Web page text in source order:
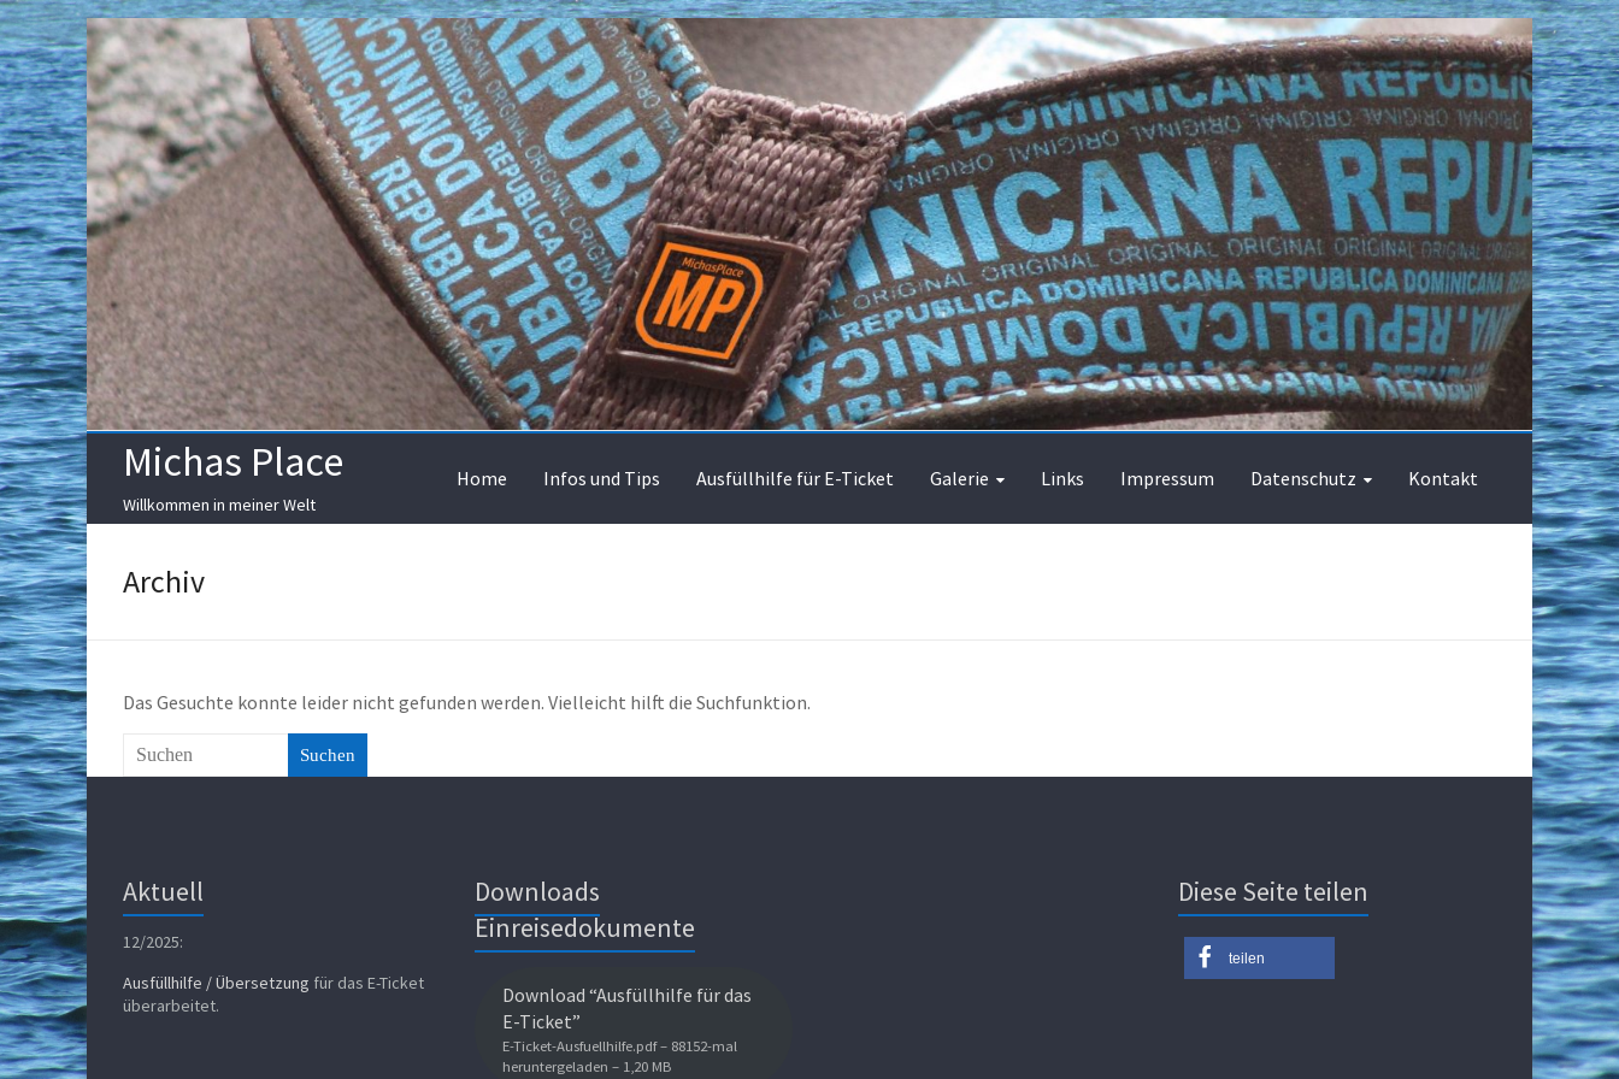
Skip
to
content
Michas Place
Willkommen in meiner Welt
Home Infos und Tips Ausfüllhilfe für E-Ticket Galerie Links Impressum Datenschutz Kontakt
Archiv
Das Gesuchte konnte leider nicht gefunden werden. Vielleicht hilft die Suchfunktion.
Suchen
Aktuell
12/2025:
Ausfüllhilfe / Übersetzung für das E-Ticket
überarbeitet.
Downloads
Einreisedokumente
Download “Ausfüllhilfe für das
E-Ticket”
E-Ticket-Ausfuellhilfe.pdf – 88152-mal
heruntergeladen – 1,20 MB
Diese Seite teilen
teilen